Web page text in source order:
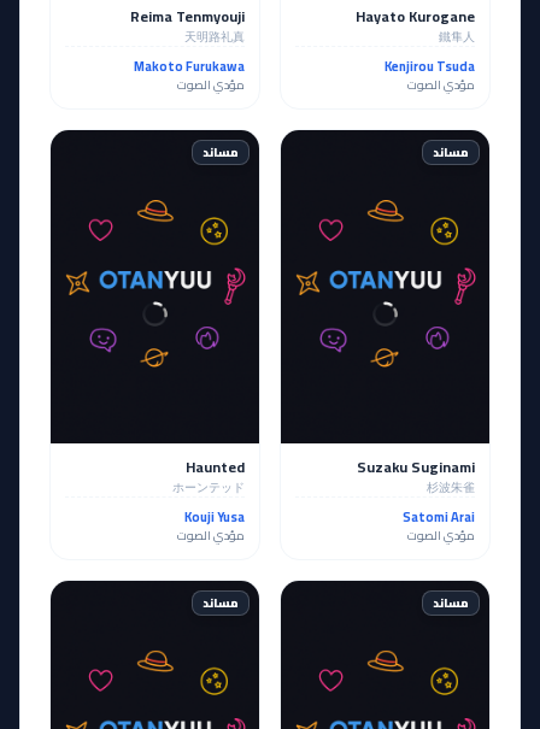
Hayato Kurogane
鐵隼人
Kenjirou Tsuda
مؤدي الصوت
Reima Tenmyouji
天明路礼真
Makoto Furukawa
مؤدي الصوت
مساند
Suzaku Suginami
杉波朱雀
Satomi Arai
مؤدي الصوت
مساند
Haunted
ホーンテッド
Kouji Yusa
مؤدي الصوت
مساند مساند